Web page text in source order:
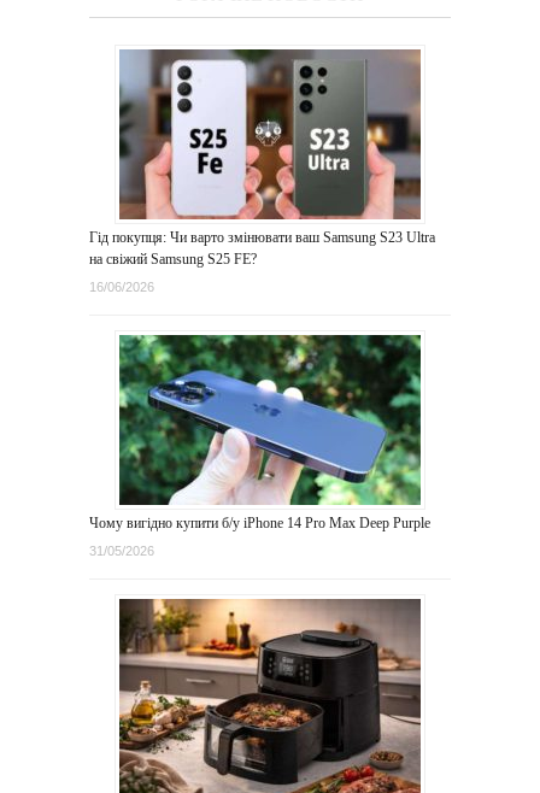
Гід покупця: Чи варто змінювати ваш Samsung S23 Ultra
на свіжий Samsung S25 FE?
16/06/2026
Чому вигідно купити б/у iPhone 14 Pro Max Deep Purple
31/05/2026